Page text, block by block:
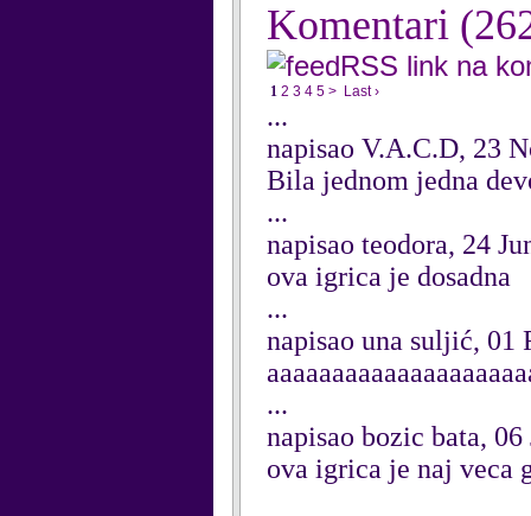
Komentari
RSS link na
1 2 3 4 5 > Last ›
...
napisao V.A.C.D, 23
Bila jednom jedna
...
napisao teodora, 24
ova igrica je dosadna
...
napisao una suljić, 01
...
napisao bozic bata, 06
ova igrica je naj veca